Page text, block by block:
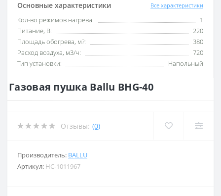
Основные характеристики Все характеристики
Кол-во режимов нагрева:
1
Питание, В:
220
Площадь обогрева, м?:
380
Расход воздуха, м3/ч:
720
Тип установки:
Напольный
Газовая пушка Ballu BHG-40
Отзывы: (0)
Производитель: BALLU
Артикул: НС-1011967